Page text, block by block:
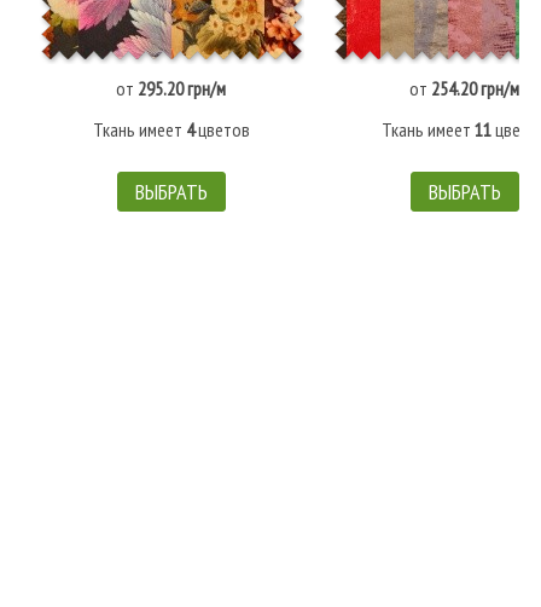
от 295.20 грн/м
Ткань имеет 4цветов
ВЫБРАТЬ
от 254.20 грн/м
Ткань имеет11
ВЫБРАТЬ